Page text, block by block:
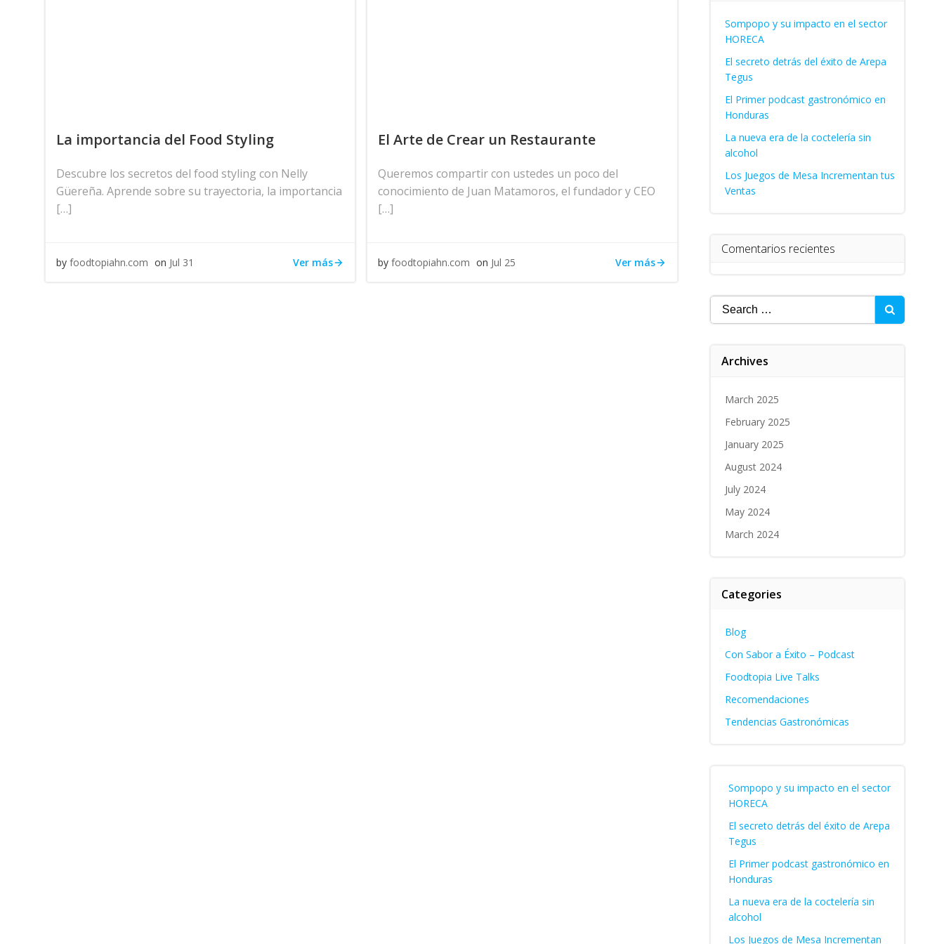
La importancia del Food Styling
Descubre los secretos del food styling con Nelly
Güereña. Aprende sobre su trayectoria, la importancia
[…]
by foodtopiahn.com on Jul 31 Ver más
El Arte de Crear un Restaurante
Queremos compartir con ustedes un poco del
conocimiento de Juan Matamoros, el fundador y CEO
[…]
by foodtopiahn.com on Jul 25 Ver más
Sompopo y su impacto en el sector
HORECA
El secreto detrás del éxito de Arepa
Tegus
El Primer podcast gastronómico en
Honduras
La nueva era de la coctelería sin
alcohol
Los Juegos de Mesa Incrementan tus
Ventas
Comentarios recientes
Search
for:
Archives
March 2025
February 2025
January 2025
August 2024
July 2024
May 2024
March 2024
Categories
Blog
Con Sabor a Éxito – Podcast
Foodtopia Live Talks
Recomendaciones
Tendencias Gastronómicas
Sompopo y su impacto en el sector
HORECA
El secreto detrás del éxito de Arepa
Tegus
El Primer podcast gastronómico en
Honduras
La nueva era de la coctelería sin
alcohol
Los Juegos de Mesa Incrementan